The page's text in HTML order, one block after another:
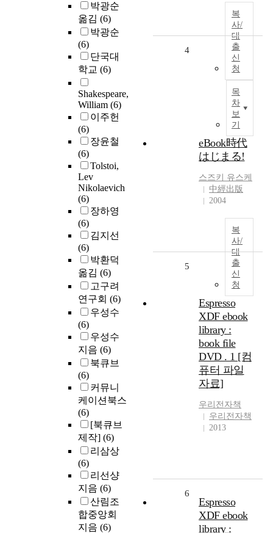
박광순
옮김 (6)
박광순
(6)
단국대
학교 (6)
Shakespeare,
William (6)
이주헌
(6)
장윤철
(6)
Tolstoi,
Lev
Nikolaevich
(6)
장하영
(6)
김지선
(6)
박환덕
옮김 (6)
고구려
연구회 (6)
우성수
(6)
우성수
지음 (6)
북큐브
(6)
커뮤니
케이션북스
(6)
[북큐브
제작] (6)
리삼상
(6)
리선샹
지음 (6)
산림조
합중앙회
지음 (6)
복
사/
대
출
신
청
목
차
보
기
4
eBook時代
はじまる!
스즈키 유스케
中經出版
2004
복
사/
대
출
신
청
5
Espresso
XDF ebook
library :
book file
DVD . 1 [컴
퓨터 파일
자료]
우리전자책
우리전자책
2013
6
Espresso
XDF ebook
library :